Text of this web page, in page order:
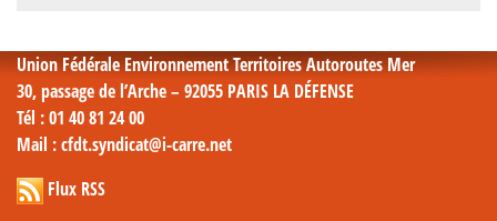
Union Fédérale Environnement Territoires Autoroutes Mer
30, passage de l’Arche – 92055 PARIS LA DÉFENSE
Tél : 01 40 81 24 00
Mail : cfdt.syndicat@i-carre.net
Flux RSS